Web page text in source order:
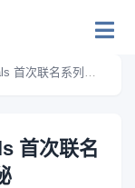
系列设计亮点揭秘
首次联名